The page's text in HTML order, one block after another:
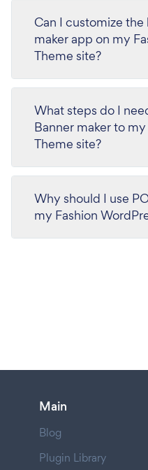
Can I customize
maker app on my
Theme site?
What steps do I
Banner maker to
Theme site?
Why should I use
my Fashion
Main
Blog
Plugin Library